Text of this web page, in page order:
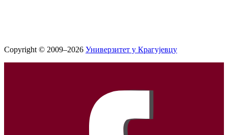
Copyright © 2009–2026 Универзитет у Крагујевцу